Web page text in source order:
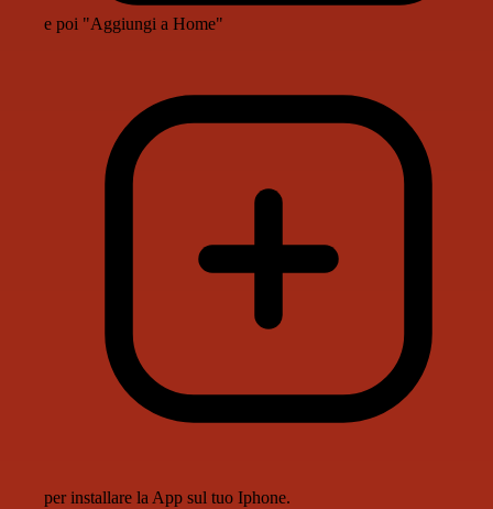
e poi "Aggiungi a Home"
per installare la App sul tuo Iphone.